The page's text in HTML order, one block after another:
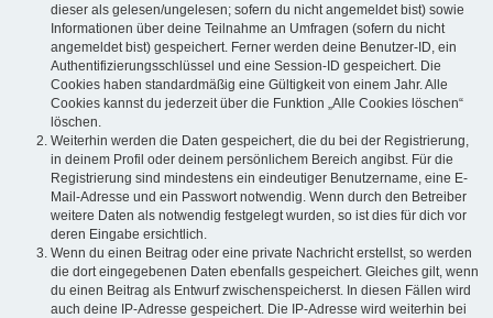
dieser als gelesen/ungelesen; sofern du nicht angemeldet bist) sowie
Informationen über deine Teilnahme an Umfragen (sofern du nicht
angemeldet bist) gespeichert. Ferner werden deine Benutzer-ID, ein
Authentifizierungsschlüssel und eine Session-ID gespeichert. Die
Cookies haben standardmäßig eine Gültigkeit von einem Jahr. Alle
Cookies kannst du jederzeit über die Funktion „Alle Cookies löschen“
löschen.
Weiterhin werden die Daten gespeichert, die du bei der Registrierung,
in deinem Profil oder deinem persönlichem Bereich angibst. Für die
Registrierung sind mindestens ein eindeutiger Benutzername, eine E-
Mail-Adresse und ein Passwort notwendig. Wenn durch den Betreiber
weitere Daten als notwendig festgelegt wurden, so ist dies für dich vor
deren Eingabe ersichtlich.
Wenn du einen Beitrag oder eine private Nachricht erstellst, so werden
die dort eingegebenen Daten ebenfalls gespeichert. Gleiches gilt, wenn
du einen Beitrag als Entwurf zwischenspeicherst. In diesen Fällen wird
auch deine IP-Adresse gespeichert. Die IP-Adresse wird weiterhin bei